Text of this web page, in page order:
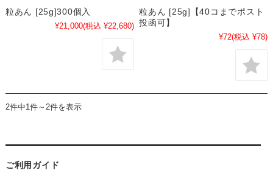
粒あん [25g]300個入
¥21,000(税込 ¥22,680)
粒あん [25g]【40コまでポスト
投函可】
¥72(税込 ¥78)
2件中1件～2件を表示
ご利用ガイド